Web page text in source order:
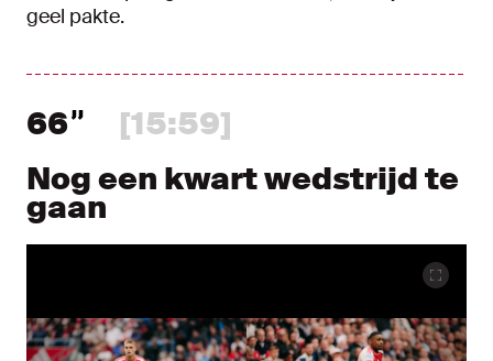
geel pakte.
66
[15:59]
Nog een kwart wedstrijd te
gaan